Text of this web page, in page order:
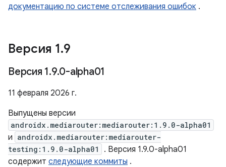
документацию по системе отслеживания ошибок .
Версия 1.9
Версия 1.9.0-alpha01
11 февраля 2026 г.
Выпущены версии
androidx.mediarouter:mediarouter:1.9.0-alpha01
и androidx.mediarouter:mediarouter-
testing:1.9.0-alpha01
. Версия 1.9.0-alpha01
содержит следующие коммиты .